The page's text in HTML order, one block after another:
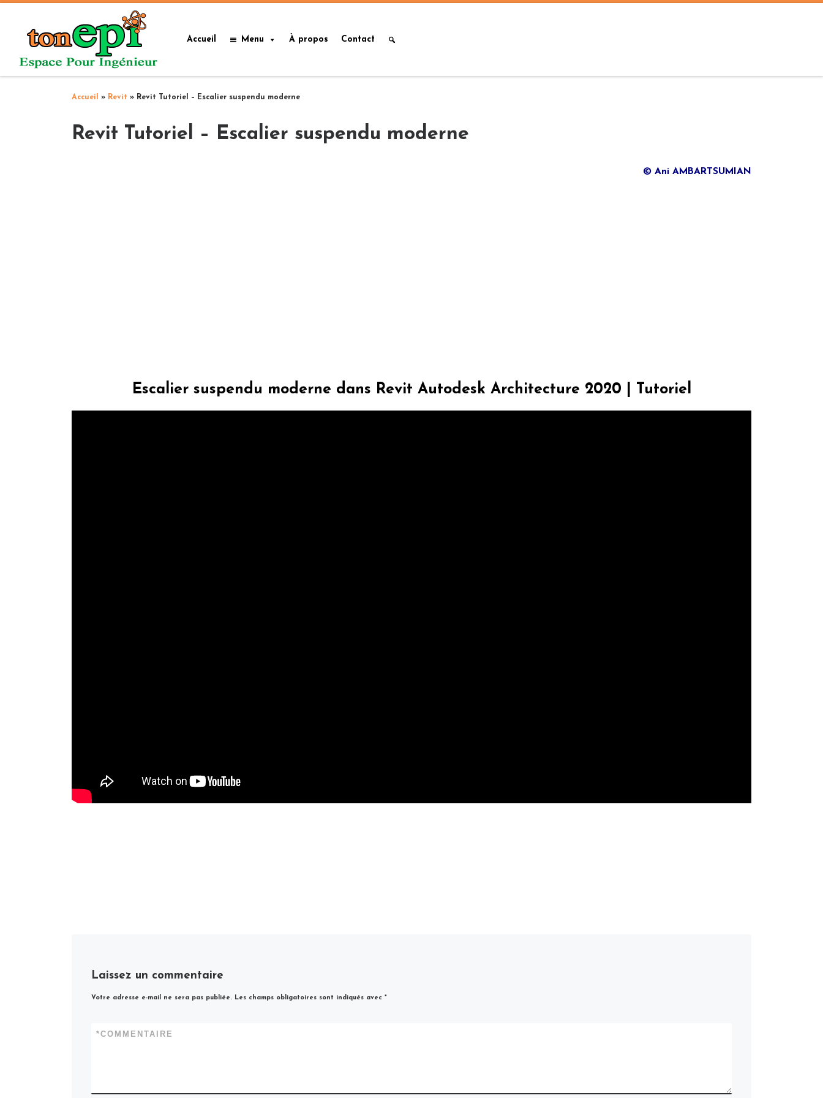
Accueil Menu À propos Contact
Accueil » Revit » Revit Tutoriel – Escalier suspendu moderne
Revit Tutoriel – Escalier suspendu moderne
© Ani AMBARTSUMIAN
Escalier suspendu moderne dans Revit Autodesk Architecture 2020 | Tutoriel
Laissez un commentaire
Votre adresse e-mail ne sera pas publiée. Les champs obligatoires sont indiqués avec*
COMMENTAIRE
*